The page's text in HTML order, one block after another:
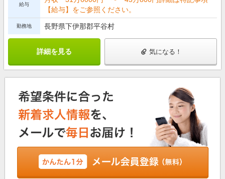
給与
【給与】をご参照ください。
勤務地 長野県下伊那郡平谷村
詳細を見る 気になる！